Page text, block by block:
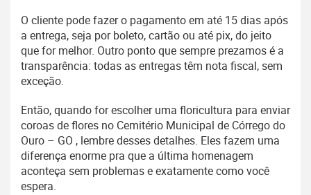
O cliente pode fazer o pagamento em até 15 dias após
a entrega, seja por boleto, cartão ou até pix, do jeito
que for melhor. Outro ponto que sempre prezamos é a
transparência: todas as entregas têm nota fiscal, sem
exceção.
Então, quando for escolher uma floricultura para enviar
coroas de flores no Cemitério Municipal de Córrego do
Ouro – GO , lembre desses detalhes. Eles fazem uma
diferença enorme pra que a última homenagem
aconteça sem problemas e exatamente como você
espera.